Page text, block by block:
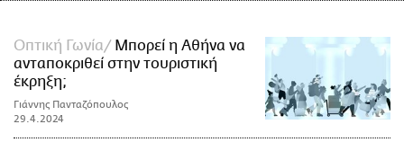
Οπτική Γωνία
Μπορεί η Αθήνα να
ανταποκριθεί στην τουριστική
έκρηξη;
Γιάννης Πανταζόπουλος
29.4.2024